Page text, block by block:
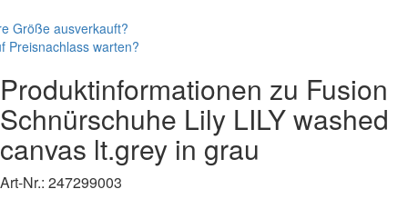
Größe ausverkauft?
Preisnachlass warten?
Produktinformationen zu Fusion
Schnürschuhe Lily LILY washed
canvas lt.grey in grau
Art-Nr.: 247299003